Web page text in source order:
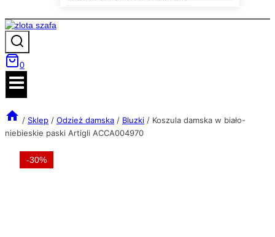
0
/ Sklep / Odzież damska / Bluzki / Koszula damska w biało-
niebieskie paski Artigli ACCA004970
-30%